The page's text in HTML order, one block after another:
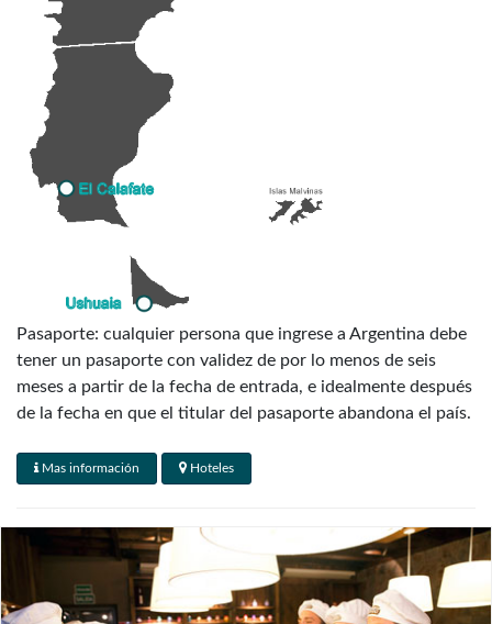
Pasaporte: cualquier persona que ingrese a Argentina debe
tener un pasaporte con validez de por lo menos de seis
meses a partir de la fecha de entrada, e idealmente después
de la fecha en que el titular del pasaporte abandona el país.
** MUY IMPORTANTE: TODOS LOS PASAJEROS DEBEN
Visados: Canadá, Australia, Nueva Zelanda y la mayoría de
los países de Europa occidental no necesitan visa para
Mas información Hoteles